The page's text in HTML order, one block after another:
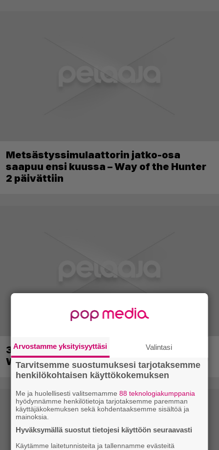
Metsästyssimulaattorin jatko-osa
saapuu ensi kuussa – Way of the Hunter
2 päivättiin
30-vuotias Quake sai uuden episodin
Wolfenstein-kehittäjiltä
Arvostamme yksityisyyttäsi Valintasi
Tarvitsemme suostumuksesi tarjotaksemme
henkilökohtaisen käyttökokemuksen
Me ja huolellisesti valitsemamme88 teknologiakumppania
hyödynnämme henkilötietoja tarjotaksemme paremman
käyttäjäkokemuksen sekä kohdentaaksemme sisältöä ja
mainoksia.
Hyväksymällä suostut tietojesi käyttöön seuraavasti
Käytämme laitetunnisteita ja tallennamme evästeitä